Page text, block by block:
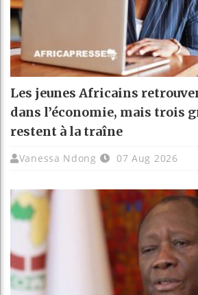
Les jeunes Africains
dans l’économie, mais trois
restent à la traîne
Vanessa Ndong 07 Aug 2026